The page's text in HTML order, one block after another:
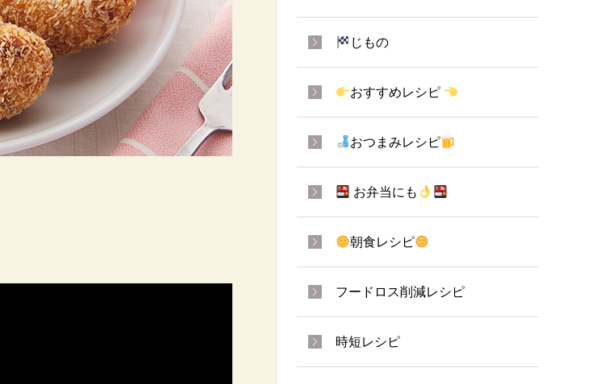
じもの
おすすめレシピ
おつまみレシピ
お弁当にも
朝食レシピ
フードロス削減レシピ
時短レシピ